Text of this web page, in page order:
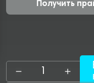
Получить